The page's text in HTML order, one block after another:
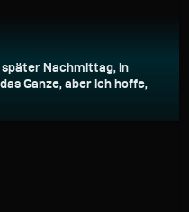
Nachmittag, in
Ganze, aber ich hoffe,